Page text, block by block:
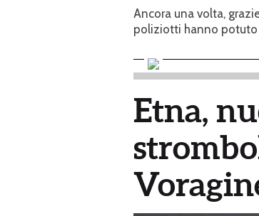
Ancora una volta,
poliziotti hanno potuto
Etna,